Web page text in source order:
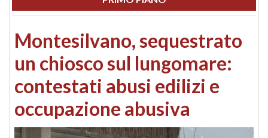
Montesilvano, sequestrato
un chiosco sul lungomare:
contestati abusi edilizi e
occupazione abusiva